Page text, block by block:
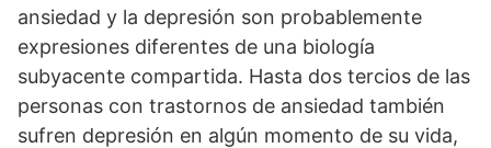
ansiedad y la depresión son probablemente
expresiones diferentes de una biología
subyacente compartida. Hasta dos tercios de las
personas con trastornos de ansiedad también
sufren depresión en algún momento de su vida,